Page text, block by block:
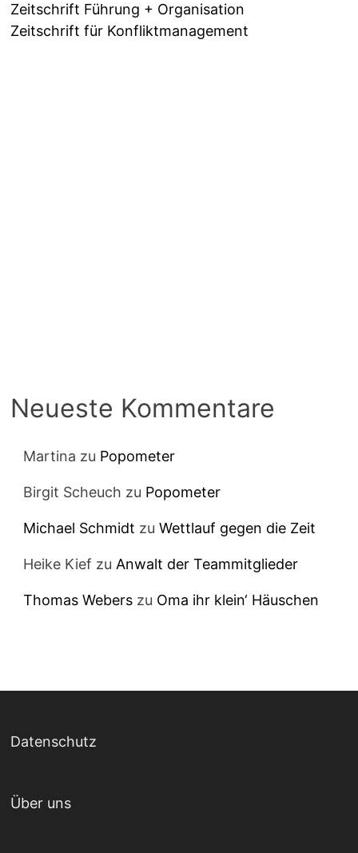
Zeitschrift Führung + Organisation
Zeitschrift für Konfliktmanagement
Neueste Kommentare
Martina zu Popometer
Birgit Scheuch zu Popometer
Michael Schmidt zuWettlauf gegen die Zeit
Heike Kief zu Anwalt der Teammitglieder
Thomas Webers zu Oma ihr klein‘ Häuschen
Datenschutz
Über uns